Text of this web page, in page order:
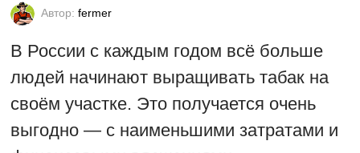
Автор: fermer
В России с каждым годом всё больше
людей начинают выращивать табак на
своём участке. Это получается очень
выгодно — с наименьшими затратами и